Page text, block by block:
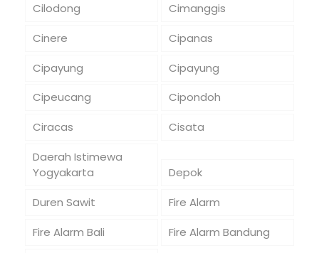
Cilodong
Cimanggis
Cinere
Cipanas
Cipayung
Cipayung
Cipeucang
Cipondoh
Ciracas
Cisata
Daerah Istimewa
Yogyakarta
Depok
Duren Sawit
Fire Alarm
Fire Alarm Bali
Fire Alarm Bandung